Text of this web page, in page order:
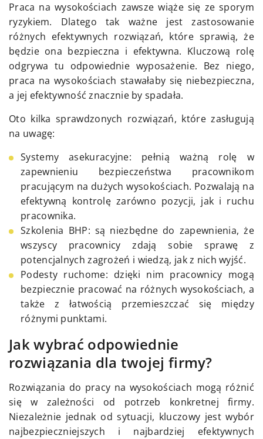
Praca na wysokościach zawsze wiąże się ze sporym
ryzykiem. Dlatego tak ważne jest zastosowanie
różnych efektywnych rozwiązań, które sprawią, że
będzie ona bezpieczna i efektywna. Kluczową rolę
odgrywa tu odpowiednie wyposażenie. Bez niego,
praca na wysokościach stawałaby się niebezpieczna,
a jej efektywność znacznie by spadała.
Oto kilka sprawdzonych rozwiązań, które zasługują
na uwagę:
Systemy asekuracyjne: pełnią ważną rolę w
zapewnieniu bezpieczeństwa pracownikom
pracującym na dużych wysokościach. Pozwalają na
efektywną kontrolę zarówno pozycji, jak i ruchu
pracownika.
Szkolenia BHP: są niezbędne do zapewnienia, że
wszyscy pracownicy zdają sobie sprawę z
potencjalnych zagrożeń i wiedzą, jak z nich wyjść.
Podesty ruchome: dzięki nim pracownicy mogą
bezpiecznie pracować na różnych wysokościach, a
także z łatwością przemieszczać się między
różnymi punktami.
Jak wybrać odpowiednie
rozwiązania dla twojej firmy?
Rozwiązania do pracy na wysokościach mogą różnić
się w zależności od potrzeb konkretnej firmy.
Niezależnie jednak od sytuacji, kluczowy jest wybór
najbezpieczniejszych i najbardziej efektywnych